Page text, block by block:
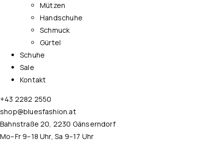
Mützen
Handschuhe
Schmuck
Gürtel
Schuhe
Sale
Kontakt
+43 2282 2550
shop@bluesfashion.at
Bahnstraße 20, 2230 Gänserndorf
Mo–Fr 9–18 Uhr, Sa 9–17 Uhr